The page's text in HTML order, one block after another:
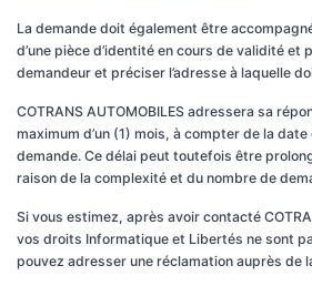
La demande doit également être
d’une pièce d’identité en cours de validité et
demandeur et préciser l’adresse à laquelle
COTRANS AUTOMOBILES adressera sa
maximum d’un (1) mois, à compter de la
demande. Ce délai peut toutefois être
raison de la complexité et du nombre de
Si vous estimez, après avoir contacté
vos droits Informatique et Libertés ne sont
pouvez adresser une réclamation auprès de